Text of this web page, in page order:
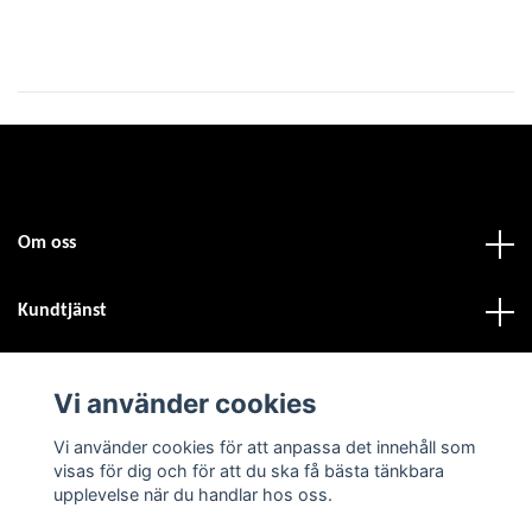
Om oss
Kundtjänst
Sociala medier
Vi använder cookies
Vi använder cookies för att anpassa det innehåll som
visas för dig och för att du ska få bästa tänkbara
upplevelse när du handlar hos oss.